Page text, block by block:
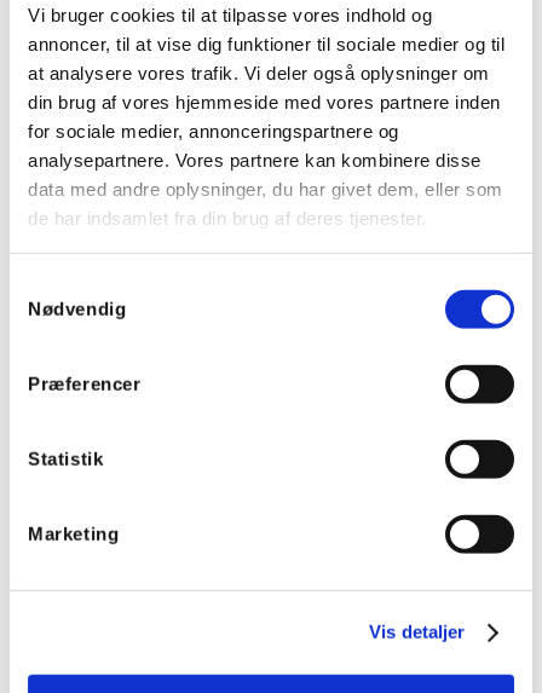
Vi bruger cookies til at tilpasse vores indhold og
annoncer, til at vise dig funktioner til sociale medier og til
at analysere vores trafik. Vi deler også oplysninger om
din brug af vores hjemmeside med vores partnere inden
for sociale medier, annonceringspartnere og
analysepartnere. Vores partnere kan kombinere disse
data med andre oplysninger, du har givet dem, eller som
de har indsamlet fra din brug af deres tjenester.
Nødvendig
Præferencer
Statistik
Marketing
Vis detaljer
diameter afhængig af rum og interiør.
Driftsspænding: 12-24VDC, 12VAC, DALI
Strømforbrug: 28mA
Beskyttelsesgrad: IP21
Tilbehør
Helvar Digidim 407